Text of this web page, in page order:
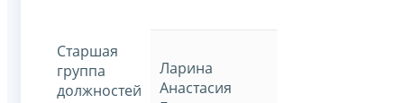
Старшая
группа
должностей
Ларина
Анастасия